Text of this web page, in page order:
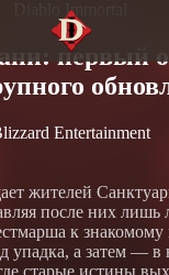
Diablo Immortal
первый
Entertainment
жителей
после них лишь
к
а затем — в
старые истины